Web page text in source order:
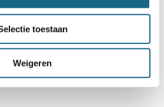
toestaan
Weigeren